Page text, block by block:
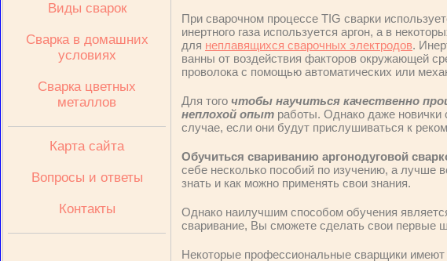
Виды сварок
Сварка в домашних
условиях
Сварка цветных
металлов
Карта сайта
Вопросы и ответы
Контакты
При сварочном процессе TIG сварки
инертного газа используется аргон, а в
для неплавящихся сварочных электродов.
ванны от воздействия факторов окружающей
проволока с помощью автоматических или
Для того чтобы научиться качественно
неплохой опыт работы. Однако даже новички
случае, если они будут прислушиваться к
Обучиться свариванию аргонодуговой
себе несколько пособий по изучению, а лучше
знать и как можно применять свои знания.
Однако наилучшим способом обучения
сваривание, Вы сможете сделать свои первые
Некоторые профессиональные сварщики имеют